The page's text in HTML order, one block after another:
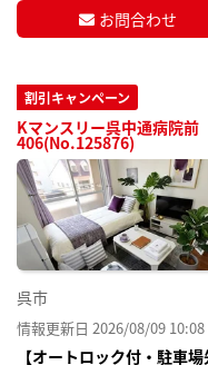
お問合わせ
割引キャンペーン
Kマンスリー呉中通病院前
406(No.125876)
呉市
情報更新日 2026/08/09 10:08
【オートロック付・駐車